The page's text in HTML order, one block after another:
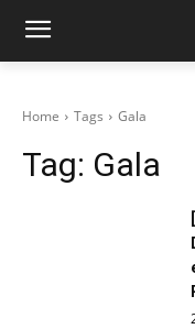
Home Tags Gala
Tag: Gala